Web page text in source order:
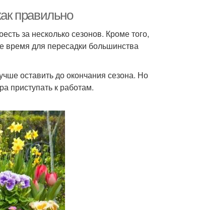
правильно
за несколько сезонов. Кроме того,
время для пересадки большинства
оставить до окончания сезона. Но
приступать к работам.